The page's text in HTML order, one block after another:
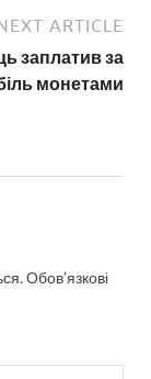
ARTICLE
заплатив за
монетами
Обов’язкові